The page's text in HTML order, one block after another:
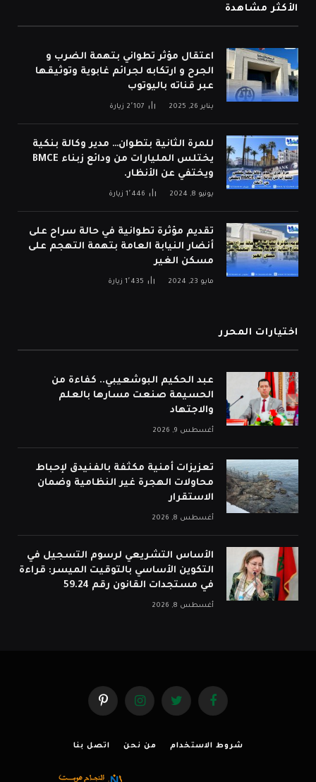
الأكثر مشاهدة
اعتقال مؤثر تطواني بتهمة الضرب و
الجرح و ارتكابه لجرائم غابوية وتوثيقها
عبر قناته باليوتوب
يناير 26, 2025 2٬107 زيارة
للمرة الثانية بتطوان… مدير وكالة بنكية
يختلس المليارات من ودائع زبناء BMCE
ويختفي عن الأنظار.
يونيو 8, 2024 1٬446 زيارة
تقديم مؤثرة تطوانية في حالة سراح على
أنضار النيابة العامة بتهمة التهجم على
مسكن الغير
مايو 23, 2024 1٬435 زيارة
اختيارات المحرر
عبد الحكيم البوشعيبي.. كفاءة من
الحسيمة صنعت مسارها بالعلم
والاجتهاد
أغسطس 9, 2026
تعزيزات أمنية مكثفة بالفنيدق لإحباط
محاولات الهجرة غير النظامية وضمان
الاستقرار
أغسطس 8, 2026
الأساس التشريعي لرسوم التسجيل في
التكوين الأساسي بالتوقيت الميسر: قراءة
في مستجدات القانون رقم 59.24
أغسطس 8, 2026
فيسبوك تويتر الانستغرامبينتيريست
شروط الاستخدام من نحن اتصل بنا